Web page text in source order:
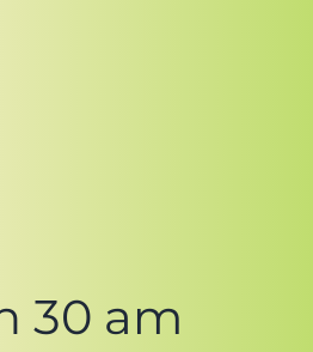
30 am